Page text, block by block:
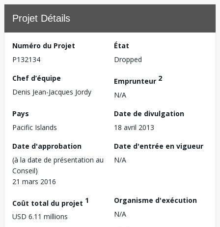
Projet Détails
Numéro du Projet
P132134
État
Dropped
Chef d’équipe
Denis Jean-Jacques Jordy
Emprunteur 2
N/A
Pays
Pacific Islands
Date de divulgation
18 avril 2013
Date d'approbation
(à la date de présentation au
Conseil)
21 mars 2016
Date d'entrée en vigueur
N/A
Coût total du projet 1
USD 6.11 millions
Organisme d'exécution
N/A